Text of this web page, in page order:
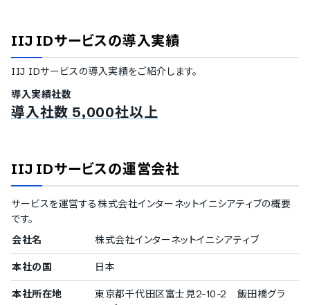
IIJ IDサービスの導入実績
IIJ IDサービスの導入実績をご紹介します。
導入実績社数
導入社数 5,000社以上
IIJ IDサービスの運営会社
サービスを運営する株式会社インターネットイニシアティブの概要
です。
会社名
株式会社インターネットイニシアティブ
本社の国 日本
本社所在地
東京都千代田区富士見2-10-2 飯田橋グラ